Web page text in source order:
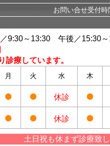
お問い合せ受付
／9:30～13:30 午後／15:30
療しています。
月 火 水 木
● ● 休診 ●
● ● 休診 ●
土日祝も休まず診療致